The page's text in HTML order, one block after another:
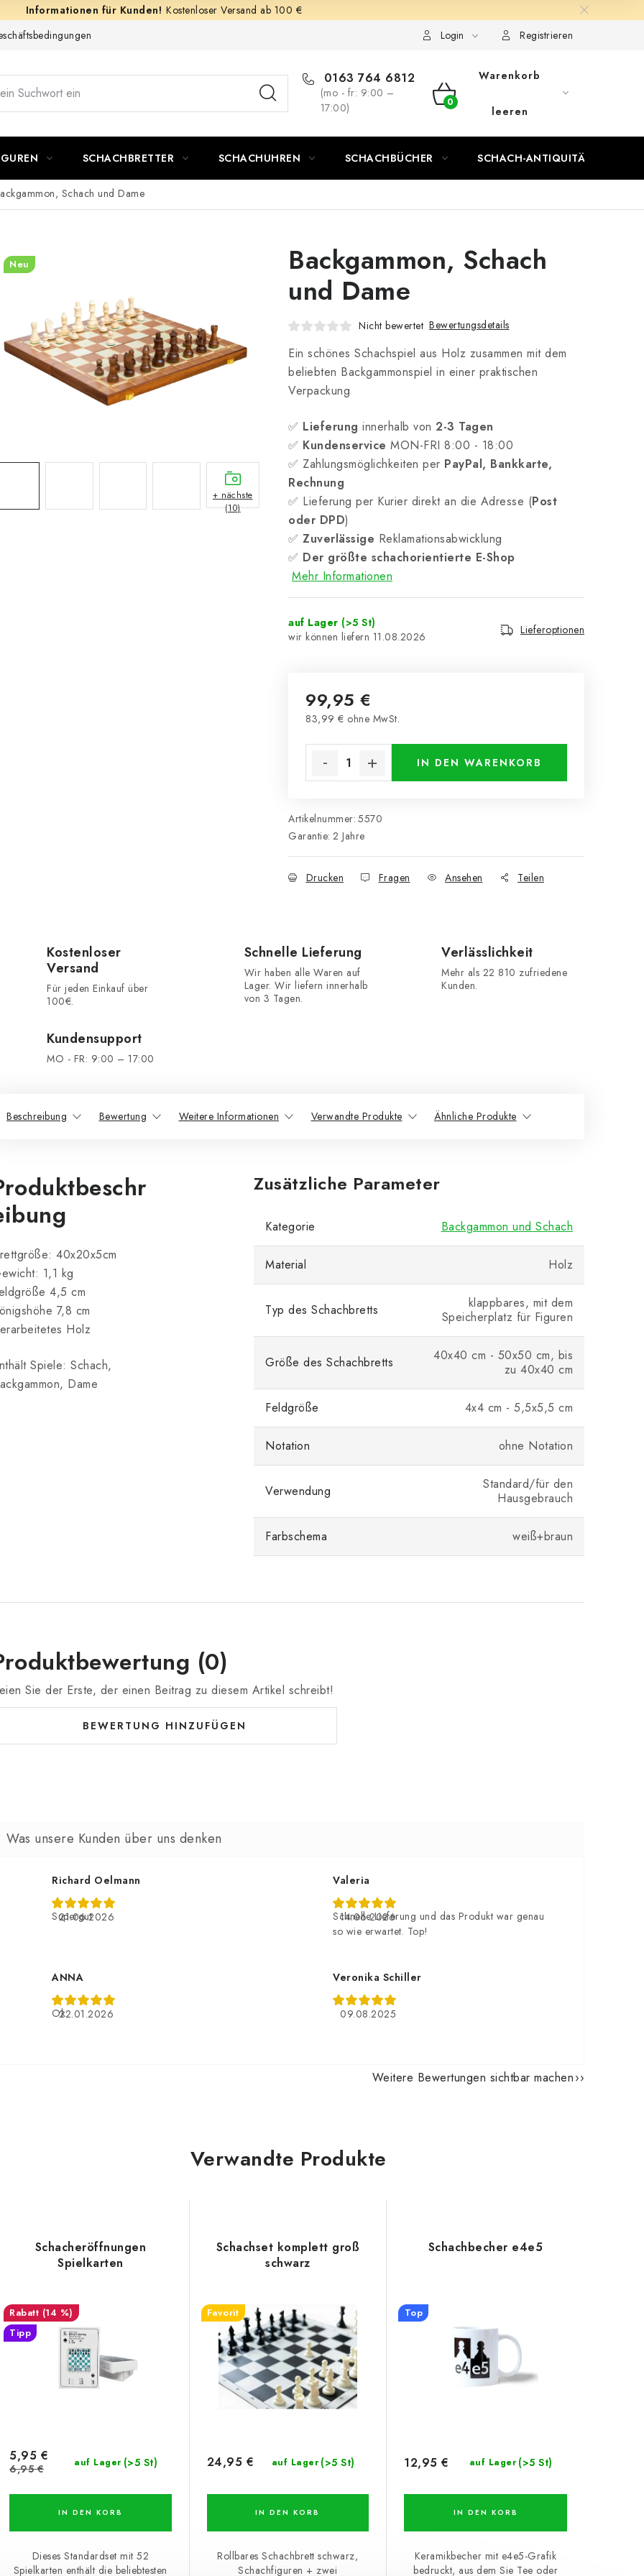
Kostenloser Versand ab 100 €
Login Registrieren
0163 764 6812
(mo - fr: 9:00 –
17:00)
WARENKORB
Warenkorb
leeren
SCHACHBRETTER SCHACHUHREN SCHACHBÜCHER SCHACH-ANTIQUITÄTENLADEN
Schach und Dame
Backgammon, Schach
und Dame
Nicht bewertet Bewertungsdetails
Ein schönes Schachspiel aus Holz zusammen mit dem
beliebten Backgammonspiel in einer praktischen
Verpackung
✅ Lieferung innerhalb von 2-3 Tagen
✅ Kundenservice MON-FRI 8:00 - 18:00
✅ Zahlungsmöglichkeiten per PayPal, Bankkarte,
Rechnung
✅ Lieferung per Kurier direkt an die Adresse (Post
oder DPD)
✅ Zuverlässige Reklamationsabwicklung
✅ Der größte schachorientierte E-Shop
Mehr Informationen
auf Lager (>5 St)
11.08.2026
Lieferoptionen
99,95 €
83,99 € ohne MwSt.
IN DEN WARENKORB
Artikelnummer: 5570
Garantie: 2 Jahre
Drucken Fragen Ansehen Teilen
Neu
+ nächste
(10)
Kostenloser
Versand
Für jeden Einkauf über
100€.
Schnelle Lieferung
Wir haben alle Waren auf
Lager. Wir liefern innerhalb
von 3 Tagen.
Verlässlichkeit
Mehr als 22 810 zufriedene
Kunden.
Kundensupport
MO - FR: 9:00 – 17:00
Beschreibung Bewertung Weitere Informationen Verwandte Produkte Ähnliche Produkte
40x20x5cm
1,1 kg
4,5 cm
7,8 cm
Holz
Spiele: Schach,
Dame
Zusätzliche Parameter
Kategorie Backgammon und Schach
Material Holz
Typ des Schachbretts
klappbares, mit dem
Speicherplatz für Figuren
Größe des Schachbretts
40x40 cm - 50x50 cm, bis
zu 40x40 cm
Feldgröße 4x4 cm - 5,5x5,5 cm
Notation ohne Notation
Verwendung
Standard/für den
Hausgebrauch
Farbschema weiß+braun
(0)
Sie der Erste, der einen Beitrag zu diesem Artikel schreibt!
BEWERTUNG HINZUFÜGEN
Richard Oelmann
21.06.2026
Supergut
Valeria
14.06.2026
Schnelle Lieferung und das Produkt war genau
so wie erwartet. Top!
ANNA
22.01.2026
Ok
Veronika Schiller
09.08.2025
Weitere Bewertungen sichtbar machen
Verwandte Produkte
Schacheröffnungen
Spielkarten
(14 %)
Tipp
auf Lager (>5 St)
5,95 €
6,95 €
IN DEN KORB
Dieses Standardset mit 52
Spielkarten enthält die beliebtesten
Schachset komplett groß
schwarz
Favorit
auf Lager (>5 St)
24,95 €
IN DEN KORB
Rollbares Schachbrett schwarz,
Schachfiguren + zwei
Schachbecher e4e5
Top
auf Lager (>5 St)
12,95 €
IN DEN KORB
Keramikbecher mit e4e5-Grafik
bedruckt, aus dem Sie Tee oder